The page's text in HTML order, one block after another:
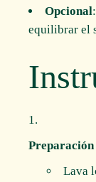
Opcional
equilibrar el
Lava